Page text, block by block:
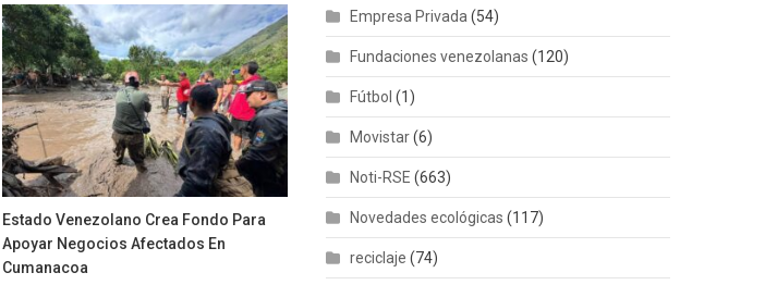
Estado Venezolano Crea Fondo Para
Apoyar Negocios Afectados En
Cumanacoa
Empresa Privada (54)
Fundaciones venezolanas (120)
Fútbol (1)
Movistar(6)
Noti-RSE (663)
Novedades ecológicas (117)
reciclaje (74)